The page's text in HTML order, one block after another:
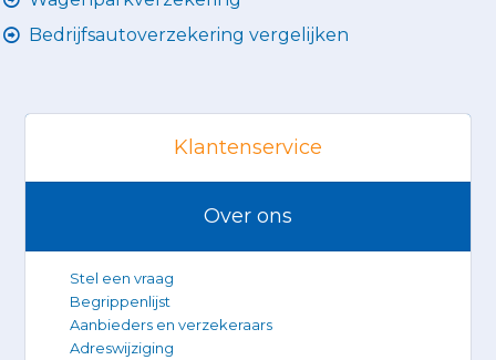
Bedrijfsautoverzekering vergelijken
Klantenservice
Over ons
Stel een vraag
Begrippenlijst
Aanbieders en verzekeraars
Adreswijziging